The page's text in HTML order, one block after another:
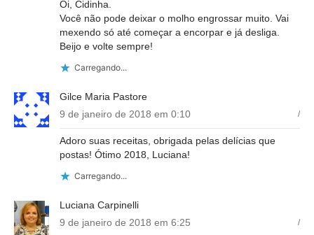
Oi, Cidinha.
Você não pode deixar o molho engrossar muito. Vai
mexendo só até começar a encorpar e já desliga.
Beijo e volte sempre!
Carregando...
Gilce Maria Pastore
9 de janeiro de 2018 em 0:10
/
Adoro suas receitas, obrigada pelas delícias que
postas! Ótimo 2018, Luciana!
Carregando...
Luciana Carpinelli
9 de janeiro de 2018 em 6:25
/